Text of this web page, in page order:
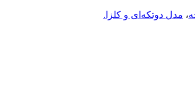
، مدل دوتکه‌ای و کلزا.